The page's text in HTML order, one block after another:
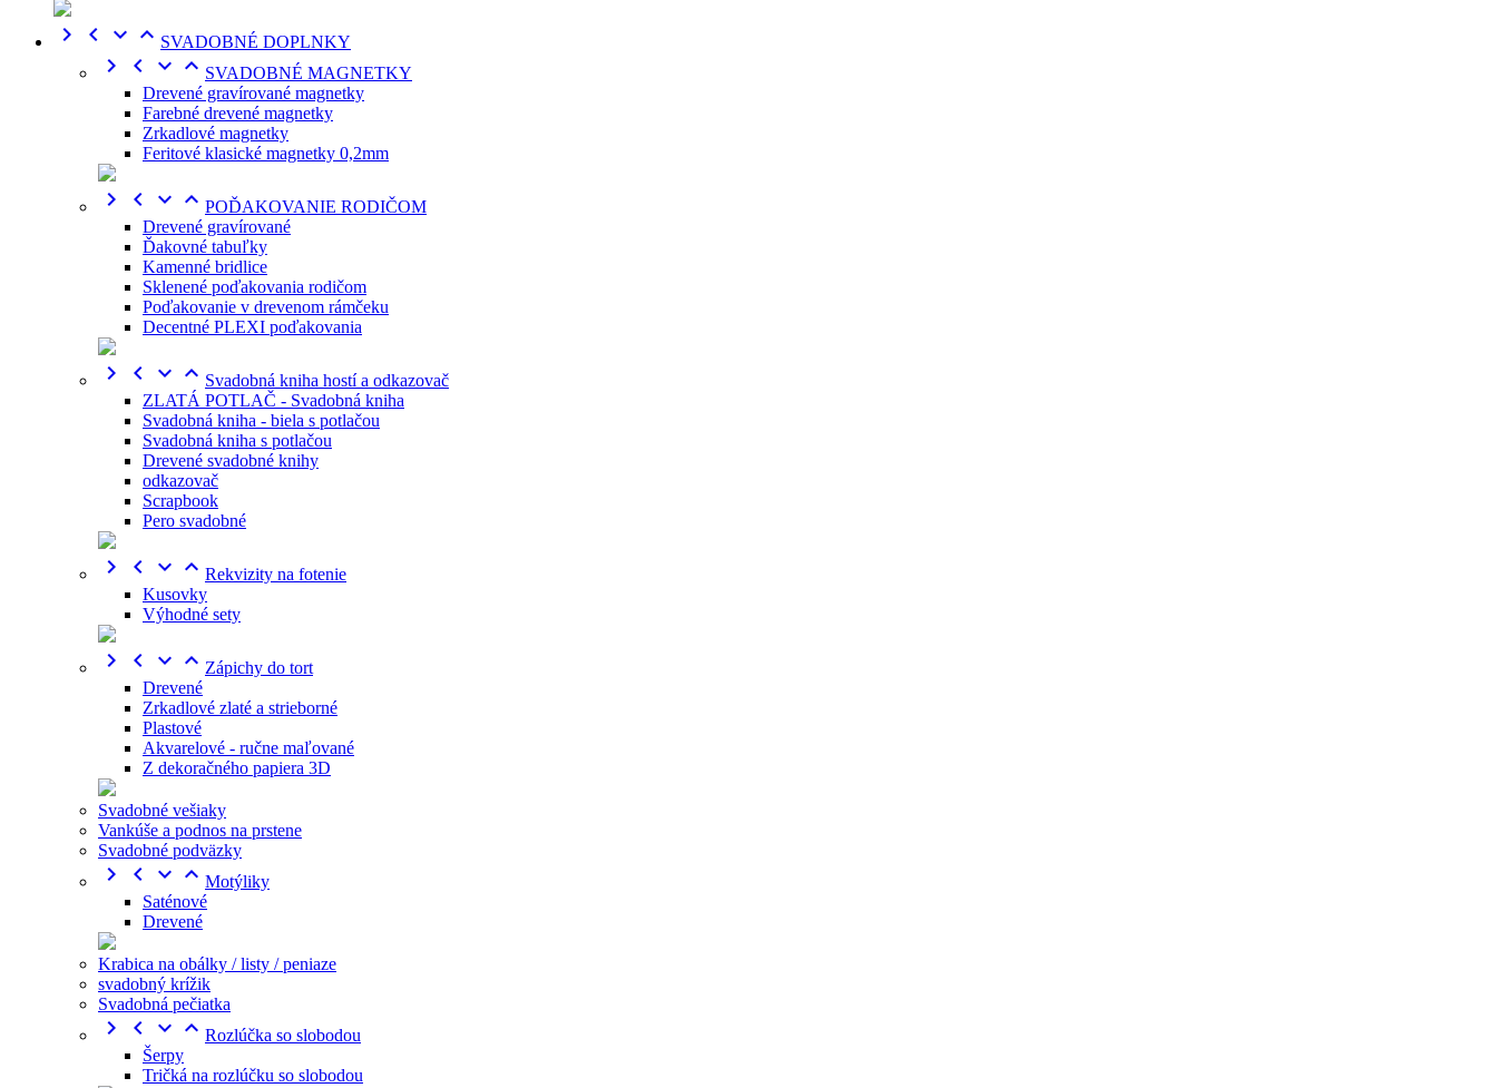
    SVADOBNÉ DOPLNKY
    SVADOBNÉ MAGNETKY
Drevené gravírované magnetky
Farebné drevené magnetky
Zrkadlové magnetky
Feritové klasické magnetky 0,2mm
    POĎAKOVANIE RODIČOM
Drevené gravírované
Ďakovné tabuľky
Kamenné bridlice
Sklenené poďakovania rodičom
Poďakovanie v drevenom rámčeku
Decentné PLEXI poďakovania
    Svadobná kniha hostí a odkazovač
ZLATÁ POTLAČ - Svadobná kniha
Svadobná kniha - biela s potlačou
Svadobná kniha s potlačou
Drevené svadobné knihy
odkazovač
Scrapbook
Pero svadobné
    Rekvizity na fotenie
Kusovky
Výhodné sety
    Zápichy do tort
Drevené
Zrkadlové zlaté a strieborné
Plastové
Akvarelové - ručne maľované
Z dekoračného papiera 3D
Svadobné vešiaky
Vankúše a podnos na prstene
Svadobné podväzky
    Motýliky
Saténové
Drevené
Krabica na obálky / listy / peniaze
svadobný krížik
Svadobná pečiatka
    Rozlúčka so slobodou
Šerpy
Tričká na rozlúčku so slobodou